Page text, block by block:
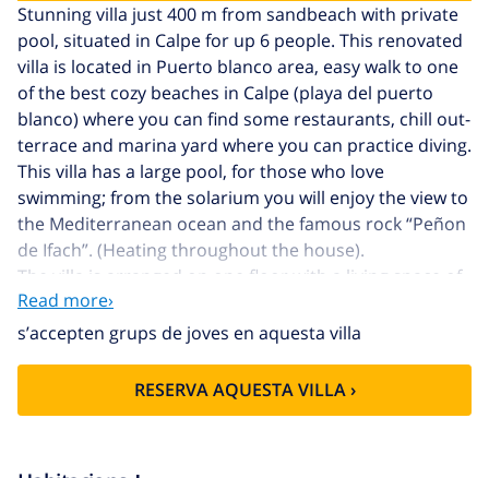
Stunning villa just 400 m from sandbeach with private
pool, situated in Calpe for up 6 people. This renovated
villa is located in Puerto blanco area, easy walk to one
of the best cozy beaches in Calpe (playa del puerto
blanco) where you can find some restaurants, chill out-
terrace and marina yard where you can practice diving.
This villa has a large pool, for those who love
swimming; from the solarium you will enjoy the view to
the Mediterranean ocean and the famous rock “Peñon
de Ifach”. (Heating throughout the house).
The villa is arranged on one floor with a living space of
approx. 130 m² and a flat plot of approx. 700 m²,
completely enclosed.
with modern furniture, sat-tv/tdt and access to the
terrace and the pool. Open kitchen completely
Read more›
s’accepten grups de joves en aquesta villa
RESERVA AQUESTA VILLA ›